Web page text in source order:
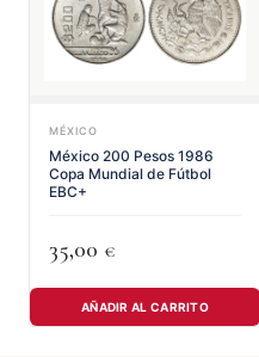
MÉXICO
México 200 Pesos 1986
Copa Mundial de Fútbol
EBC+
35,00 €
AÑADIR AL CARRITO